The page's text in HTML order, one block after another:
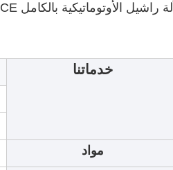
آلة راشيل الأوتوماتيكية بالكامل SRCE
خدماتنا
مواد